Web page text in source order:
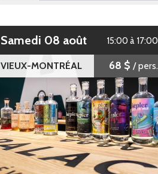
samedi 08 août 15:00 à 17:00
VIEUX-MONTRÉAL 68 $ / pers.